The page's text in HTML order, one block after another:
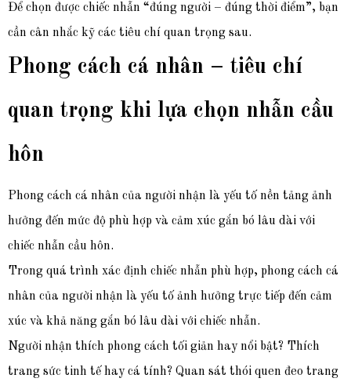
Để chọn được chiếc nhẫn “đúng người – đúng thời điểm”, bạn
cần cân nhắc kỹ các tiêu chí quan trọng sau.
Phong cách cá nhân – tiêu chí
quan trọng khi lựa chọn nhẫn cầu
hôn
Phong cách cá nhân của người nhận là yếu tố nền tảng ảnh
hưởng đến mức độ phù hợp và cảm xúc gắn bó lâu dài với
chiếc nhẫn cầu hôn.
Trong quá trình xác định chiếc nhẫn phù hợp, phong cách cá
nhân của người nhận là yếu tố ảnh hưởng trực tiếp đến cảm
xúc và khả năng gắn bó lâu dài với chiếc nhẫn.
Người nhận thích phong cách tối giản hay nổi bật? Thích
trang sức tinh tế hay cá tính? Quan sát thói quen đeo trang